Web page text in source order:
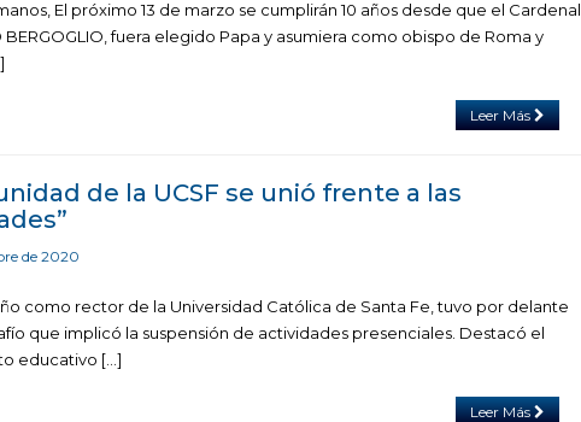
El próximo 13 de marzo se cumplirán 10 años desde que el Cardenal
BERGOGLIO, fuera elegido Papa y asumiera como obispo de Roma y
Leer Más
de la UCSF se unió frente a las
de 2020
como rector de la Universidad Católica de Santa Fe, tuvo por delante
que implicó la suspensión de actividades presenciales. Destacó el
educativo […]
Leer Más